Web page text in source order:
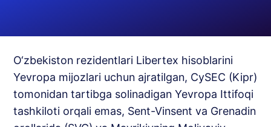
O‘zbekiston rezidentlari Libertex hisoblarini
Yevropa mijozlari uchun ajratilgan, CySEC (Kipr)
tomonidan tartibga solinadigan Yevropa Ittifoqi
tashkiloti orqali emas, Sent-Vinsent va Grenadin